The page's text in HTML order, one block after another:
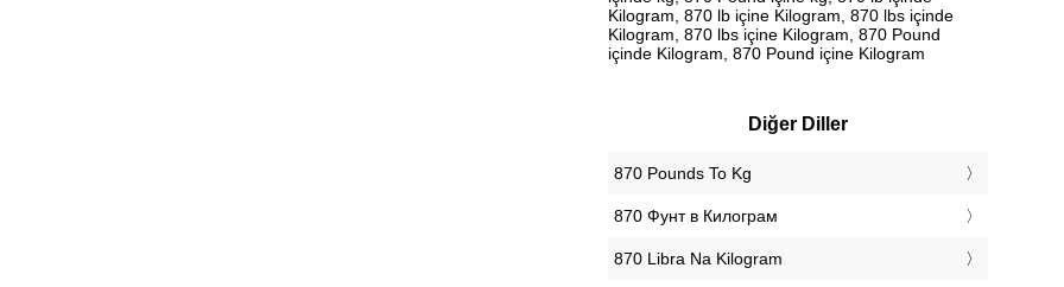
Kilogram, 870 lb içine Kilogram, 870 lbs içinde
Kilogram, 870 lbs içine Kilogram, 870 Pound
içinde Kilogram, 870 Pound içine Kilogram
Diğer Diller
‎870 Pounds To Kg
‎870 Фунт в Килограм
‎870 Libra Na Kilogram